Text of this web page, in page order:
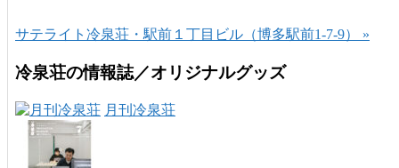
サテライト冷泉荘・駅前１丁目ビル（博多駅前1-7-9） »
冷泉荘の情報誌／オリジナルグッズ
月刊冷泉荘